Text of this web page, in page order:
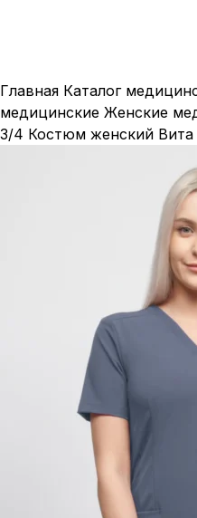
Главная Каталог
медицинские Женские
3/4 Костюм женский Вита